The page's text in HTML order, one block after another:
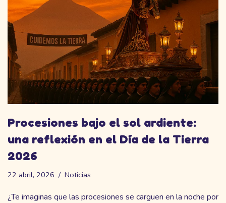
Procesiones bajo el sol ardiente:
una reflexión en el Día de la Tierra
2026
22 abril, 2026 Noticias
¿Te imaginas que las procesiones se carguen en la noche por